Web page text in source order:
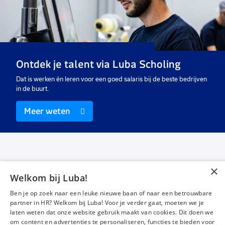
favorieten
Montagemedewerker
40 uur
Vast
Sloper
40 uur
Vast
Ontdek je talent via Luba Scholing
Dat is werken én leren voor een goed salaris bij de beste bedrijven
in de buurt.
Meer weten
Werken bij Luba
Voor werkgevers
Mijn Luba
Contact
×
Welkom bij Luba!
Ben je op zoek naar een leuke nieuwe baan of naar een betrouwbare
partner in HR? Welkom bij Luba! Voor je verder gaat, moeten we je
laten weten dat onze website gebruik maakt van cookies. Dit doen we
om content en advertenties te personaliseren, functies te bieden voor